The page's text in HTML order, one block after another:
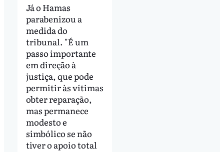
Já o Hamas
parabenizou a
medida do
tribunal. "É um
passo importante
em direção à
justiça, que pode
permitir às vítimas
obter reparação,
mas permanece
modesto e
simbólico se não
tiver o apoio total